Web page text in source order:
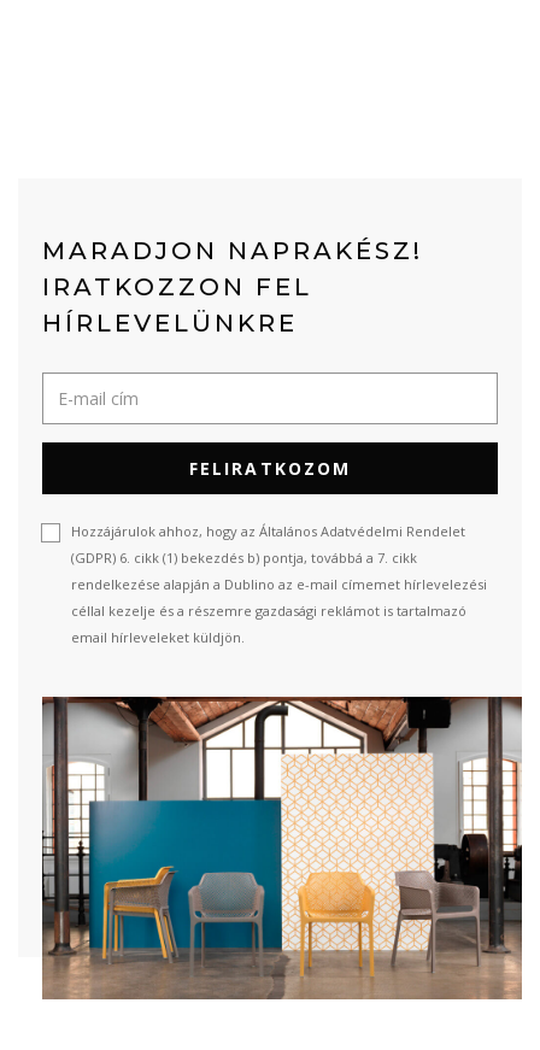
MARADJON NAPRAKÉSZ!
IRATKOZZON FEL
HÍRLEVELÜNKRE
FELIRATKOZOM
Hozzájárulok ahhoz, hogy az Általános Adatvédelmi Rendelet
(GDPR) 6. cikk (1) bekezdés b) pontja, továbbá a 7. cikk
rendelkezése alapján a Dublino az e-mail címemet hírlevelezési
céllal kezelje és a részemre gazdasági reklámot is tartalmazó
email hírleveleket küldjön.